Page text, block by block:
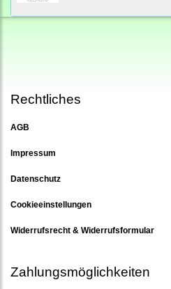
Rechtliches
AGB
Impressum
Datenschutz
Cookieeinstellungen
Widerrufsrecht & Widerrufsformular
Zahlungsmöglichkeiten